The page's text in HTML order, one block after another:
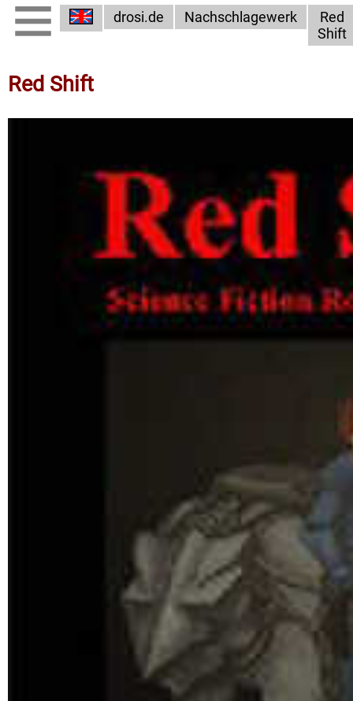
drosi.de Nachschlagewerk
Red
Shift
Red Shift